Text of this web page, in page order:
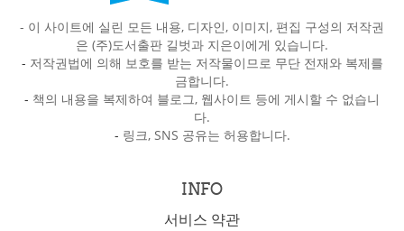
- 이 사이트에 실린 모든 내용, 디자인, 이미지, 편집 구성의 저작권
은 (주)도서출판 길벗과 지은이에게 있습니다.
- 저작권법에 의해 보호를 받는 저작물이므로 무단 전재와 복제를
금합니다.
- 책의 내용을 복제하여 블로그, 웹사이트 등에 게시할 수 없습니
다.
- 링크, SNS 공유는 허용합니다.
INFO
서비스 약관